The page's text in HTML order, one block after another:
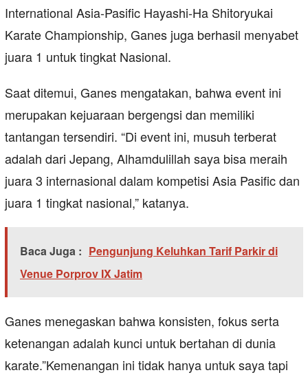
International Asia-Pasific Hayashi-Ha Shitoryukai
Karate Championship, Ganes juga berhasil menyabet
juara 1 untuk tingkat Nasional.
Saat ditemui, Ganes mengatakan, bahwa event ini
merupakan kejuaraan bergengsi dan memiliki
tantangan tersendiri. “Di event ini, musuh terberat
adalah dari Jepang, Alhamdulillah saya bisa meraih
juara 3 internasional dalam kompetisi Asia Pasific dan
juara 1 tingkat nasional,” katanya.
Baca Juga : Pengunjung Keluhkan Tarif Parkir di
Venue Porprov IX Jatim
Ganes menegaskan bahwa konsisten, fokus serta
ketenangan adalah kunci untuk bertahan di dunia
karate.”Kemenangan ini tidak hanya untuk saya tapi